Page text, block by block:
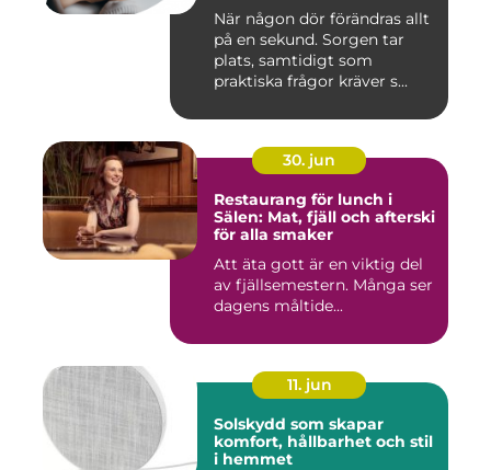
När någon dör förändras allt
på en sekund. Sorgen tar
plats, samtidigt som
praktiska frågor kräver s...
30. jun
Restaurang för lunch i
Sälen: Mat, fjäll och afterski
för alla smaker
Att äta gott är en viktig del
av fjällsemestern. Många ser
dagens måltide...
11. jun
Solskydd som skapar
komfort, hållbarhet och stil
i hemmet